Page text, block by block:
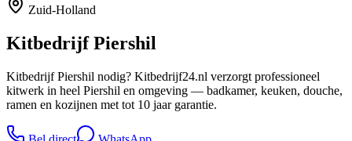
Zuid-Holland
KitbedrijfPiershil
Kitbedrijf Piershil nodig? Kitbedrijf24.nl verzorgt professioneel
kitwerk in heel Piershil en omgeving — badkamer, keuken, douche,
ramen en kozijnen met tot 10 jaar garantie.